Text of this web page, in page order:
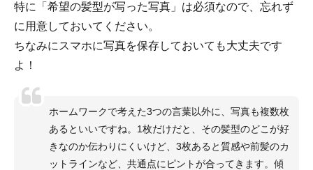
特に「希望の髪型が写った写真」は必須なので、忘れず
に用意しておいてください。
ちなみにスマホに写真を保存しておいても大丈夫です
よ！
ホームワークで考えた3つの言葉以外に、写真も複数枚
あるといいですね。1枚だけだと、その髪型のどこが好
きなのか伝わりにくいけど、3枚あると質感や前髪のカ
ットラインなど、共通点にピントが合ってきます。傾